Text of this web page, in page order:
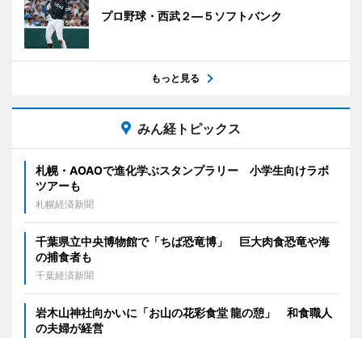
プロ野球・西武２―５ソフトバンク
もっと見る
みん経トピックス
札幌・AOAOで進化学ぶスタンプラリー 小学生向けラボ
ツアーも
札幌経済新聞
千葉県立中央博物館で「ちば恐竜博」 巨大肉食恐竜や海
の捕食者も
千葉経済新聞
岩木山神社向かいに「お山の花彩食堂 龍の憩」 和食職人
の夫婦が経営